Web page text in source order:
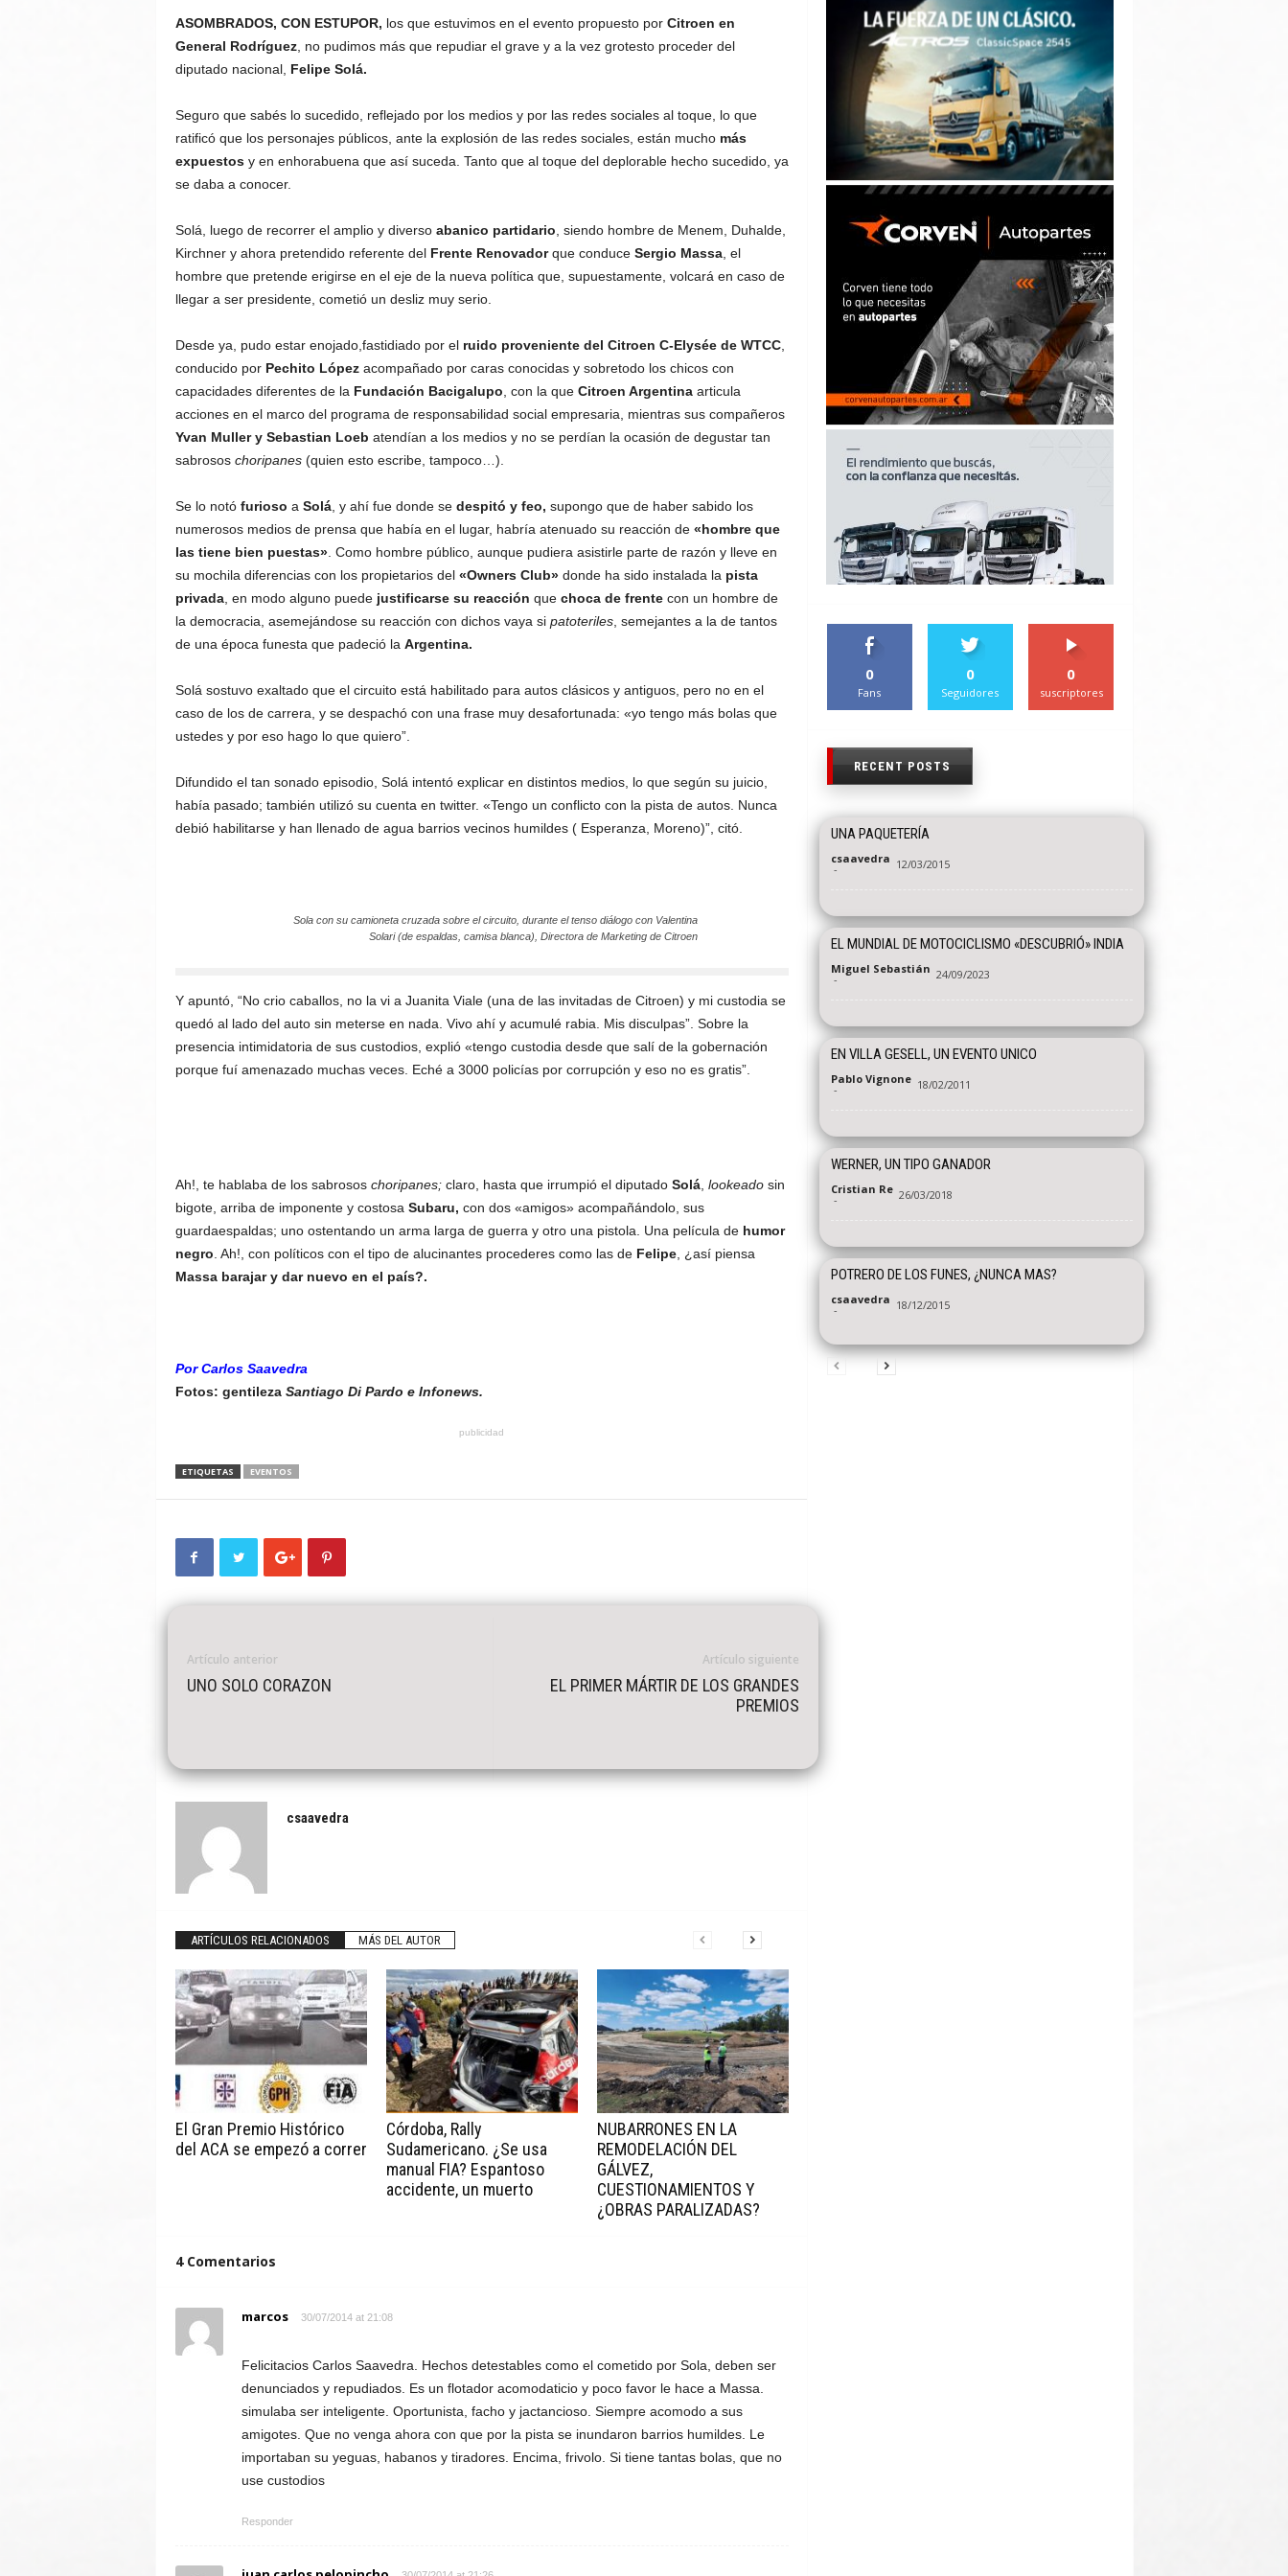
ASOMBRADOS, CON ESTUPOR, los que estuvimos en el evento propuesto porCitroen en
General Rodríguez, no pudimos más que repudiar el grave y a la vez grotesto proceder del
diputado nacional, Felipe Solá.
Seguro que sabés lo sucedido, reflejado por los medios y por las redes sociales al toque, lo que
ratificó que los personajes públicos, ante la explosión de las redes sociales, están mucho más
expuestosy en enhorabuena que así suceda. Tanto que al toque del deplorable hecho sucedido, ya
se daba a conocer.
Solá, luego de recorrer el amplio y diverso abanico partidario , siendo hombre de Menem, Duhalde,
Kirchner y ahora pretendido referente del Frente Renovadorque conduce Sergio Massa, el
hombre que pretende erigirse en el eje de la nueva política que, supuestamente, volcará en caso de
llegar a ser presidente, cometió un desliz muy serio.
Desde ya, pudo estar enojado,fastidiado por el ruido proveniente del Citroen C-Elysée de WTCC,
conducido por Pechito Lópezacompañado por caras conocidas y sobretodo los chicos con
capacidades diferentes de la Fundación Bacigalupo , con la que Citroen Argentinaarticula
acciones en el marco del programa de responsabilidad social empresaria, mientras sus compañeros
Yvan Muller y Sebastian Loeb atendían a los medios y no se perdían la ocasión de degustar tan
sabrososchoripanes(quien esto escribe, tampoco…).
Se lo notófurioso a Solá, y ahí fue donde sedespitó y feo, supongo que de haber sabido los
numerosos medios de prensa que había en el lugar, habría atenuado su reacción de«hombre que
las tiene bien puestas». Como hombre público, aunque pudiera asistirle parte de razón y lleve en
su mochila diferencias con los propietarios del«Owners Club»donde ha sido instalada la pista
privada, en modo alguno puede justificarse su reacción que choca de frentecon un hombre de
la democracia, asemejándose su reacción con dichos vaya sipatoteriles, semejantes a la de tantos
de una época funesta que padeció la Argentina.
Solá sostuvo exaltado que el circuito está habilitado para autos clásicos y antiguos, pero no en el
caso de los de carrera, y se despachó con una frase muy desafortunada: «yo tengo más bolas que
ustedes y por eso hago lo que quiero”.
Difundido el tan sonado episodio, Solá intentó explicar en distintos medios, lo que según su juicio,
había pasado; también utilizó su cuenta en twitter. «Tengo un conflicto con la pista de autos. Nunca
debió habilitarse y han llenado de agua barrios vecinos humildes ( Esperanza, Moreno)”, citó.
Sola con su camioneta cruzada sobre el circuito, durante el tenso diálogo con Valentina
Solari (de espaldas, camisa blanca), Directora de Marketing de Citroen
Y apuntó, “No crio caballos, no la vi a Juanita Viale (una de las invitadas de Citroen) y mi custodia se
quedó al lado del auto sin meterse en nada. Vivo ahí y acumulé rabia. Mis disculpas”. Sobre la
presencia intimidatoria de sus custodios, explió «tengo custodia desde que salí de la gobernación
porque fuí amenazado muchas veces. Eché a 3000 policías por corrupción y eso no es gratis”.
Ah!, te hablaba de los sabrosos choripanes;claro, hasta que irrumpió el diputado Solá, lookeadosin
bigote, arriba de imponente y costosa Subaru, con dos «amigos» acompañándolo, sus
guardaespaldas; uno ostentando un arma larga de guerra y otro una pistola. Una película dehumor
negro . Ah!, con políticos con el tipo de alucinantes procederes como las de Felipe, ¿así piensa
Massa barajar y dar nuevo en el país?.
Por Carlos Saavedra
Fotos: gentileza Santiago Di Pardo e Infonews.
publicidad
ETIQUETAS EVENTOS
Artículo anterior
UNO SOLO CORAZON
Artículo siguiente
EL PRIMER MÁRTIR DE LOS GRANDES
PREMIOS
csaavedra
ARTÍCULOS RELACIONADOS MÁS DEL AUTOR
El Gran Premio Histórico
del ACA se empezó a correr
Córdoba, Rally
Sudamericano. ¿Se usa
manual FIA? Espantoso
accidente, un muerto
NUBARRONES EN LA
REMODELACIÓN DEL
GÁLVEZ,
CUESTIONAMIENTOS Y
¿OBRAS PARALIZADAS?
4 Comentarios
marcos 30/07/2014 at 21:08
Felicitacios Carlos Saavedra. Hechos detestables como el cometido por Sola, deben ser
denunciados y repudiados. Es un flotador acomodaticio y poco favor le hace a Massa.
simulaba ser inteligente. Oportunista, facho y jactancioso. Siempre acomodo a sus
amigotes. Que no venga ahora con que por la pista se inundaron barrios humildes. Le
importaban su yeguas, habanos y tiradores. Encima, frivolo. Si tiene tantas bolas, que no
use custodios
Responder
0
Fans
0
Seguidores
0
suscriptores
RECENT POSTS
UNA PAQUETERÍA
csaavedra
- 12/03/2015
EL MUNDIAL DE MOTOCICLISMO «DESCUBRIÓ» INDIA
Miguel Sebastián
- 24/09/2023
EN VILLA GESELL, UN EVENTO UNICO
Pablo Vignone
- 18/02/2011
WERNER, UN TIPO GANADOR
Cristian Re
- 26/03/2018
POTRERO DE LOS FUNES, ¿NUNCA MAS?
csaavedra
- 18/12/2015